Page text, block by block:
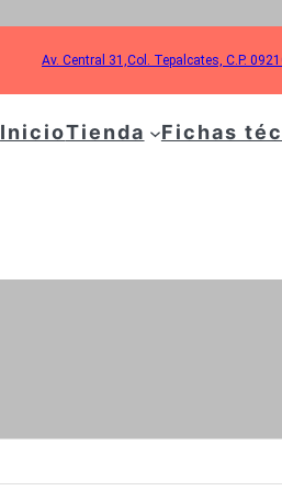
Av. Central 31,Col. Tepalcates, C.P.
InicioTienda Fichas